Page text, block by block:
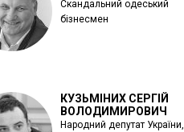
Скандальний одеський
бізнесмен
КУЗЬМІНИХ СЕРГІЙ
ВОЛОДИМИРОВИЧ
Народний депутат України,